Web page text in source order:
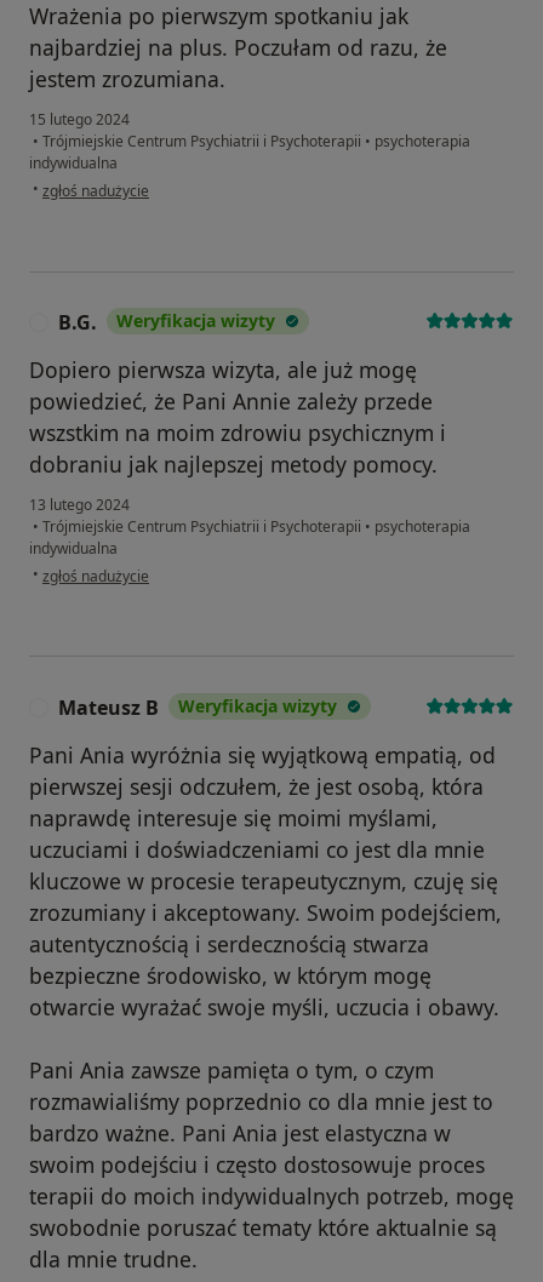
Wrażenia po pierwszym spotkaniu jak
najbardziej na plus. Poczułam od razu, że
jestem zrozumiana.
15 lutego 2024
• Trójmiejskie Centrum Psychiatrii i Psychoterapii • psychoterapia
indywidualna
• w opinii użytkownika M.H.
zgłoś nadużycie
B.G. Weryfikacja wizyty
Dopiero pierwsza wizyta, ale już mogę
powiedzieć, że Pani Annie zależy przede
wszstkim na moim zdrowiu psychicznym i
dobraniu jak najlepszej metody pomocy.
13 lutego 2024
• Trójmiejskie Centrum Psychiatrii i Psychoterapii • psychoterapia
indywidualna
• w opinii użytkownika B.G.
zgłoś nadużycie
Mateusz B Weryfikacja wizyty
Pani Ania wyróżnia się wyjątkową empatią, od
pierwszej sesji odczułem, że jest osobą, która
naprawdę interesuje się moimi myślami,
uczuciami i doświadczeniami co jest dla mnie
kluczowe w procesie terapeutycznym, czuję się
zrozumiany i akceptowany. Swoim podejściem,
autentycznością i serdecznością stwarza
bezpieczne środowisko, w którym mogę
otwarcie wyrażać swoje myśli, uczucia i obawy.
Pani Ania zawsze pamięta o tym, o czym
rozmawialiśmy poprzednio co dla mnie jest to
bardzo ważne. Pani Ania jest elastyczna w
swoim podejściu i często dostosowuje proces
terapii do moich indywidualnych potrzeb, mogę
swobodnie poruszać tematy które aktualnie są
dla mnie trudne.